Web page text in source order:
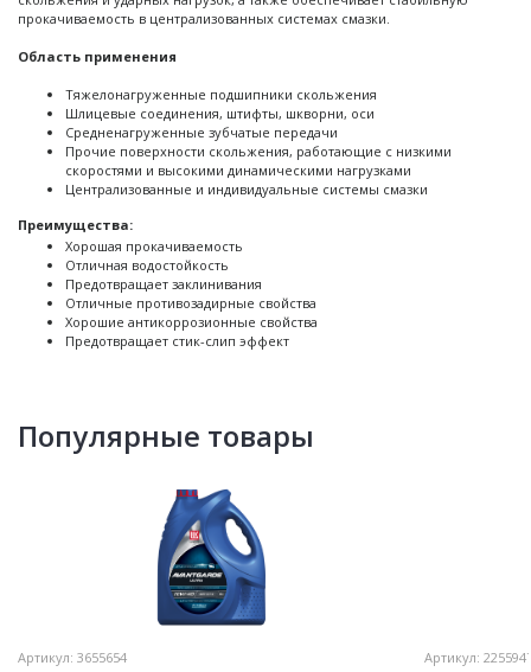
прокачиваемость в централизованных системах смазки.
Область применения
Тяжелонагруженные подшипники скольжения
Шлицевые соединения, штифты, шкворни, оси
Средненагруженные зубчатые передачи
Прочие поверхности скольжения, работающие с низкими
скоростями и высокими динамическими нагрузками
Централизованные и индивидуальные системы смазки
Преимущества:
Хорошая прокачиваемость
Отличная водостойкость
Предотвращает заклинивания
Отличные противозадирные свойства
Хорошие антикоррозионные свойства
Предотвращает стик-слип эффект
Популярные товары
Артикул: 3655654 Артикул: